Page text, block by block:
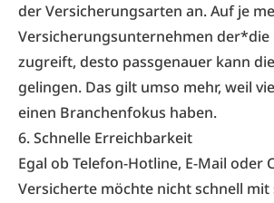
der Versicherungsarten an. Auf je
Versicherungsunternehmen
zugreift, desto passgenauer kann
gelingen. Das gilt umso mehr, weil
einen Branchenfokus haben.
6. Schnelle Erreichbarkeit
Egal ob Telefon-Hotline, E-Mail oder
Versicherte möchte nicht schnell